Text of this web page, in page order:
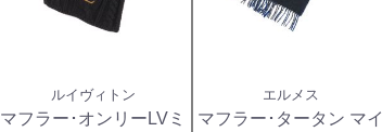
ルイヴィトン
マフラー･オンリーLVミ
エルメス
マフラー･タータン マイ